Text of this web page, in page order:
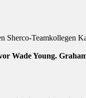
Sherco-Teamkollegen
Wade Young.